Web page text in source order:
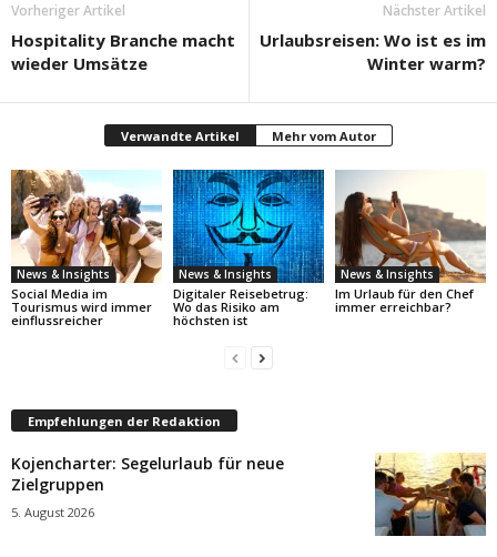
Vorheriger Artikel
Hospitality Branche macht
wieder Umsätze
Nächster Artikel
Urlaubsreisen: Wo ist es im
Winter warm?
Verwandte Artikel Mehr vom Autor
News & Insights
Social Media im
Tourismus wird immer
einflussreicher
News & Insights
Digitaler Reisebetrug:
Wo das Risiko am
höchsten ist
News & Insights
Im Urlaub für den Chef
immer erreichbar?
Empfehlungen der Redaktion
Kojencharter: Segelurlaub für neue
Zielgruppen
5. August 2026